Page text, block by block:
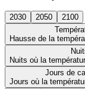
2030 2050
2100
Hausse de la
Nuits où la
Jours de
Jours où la